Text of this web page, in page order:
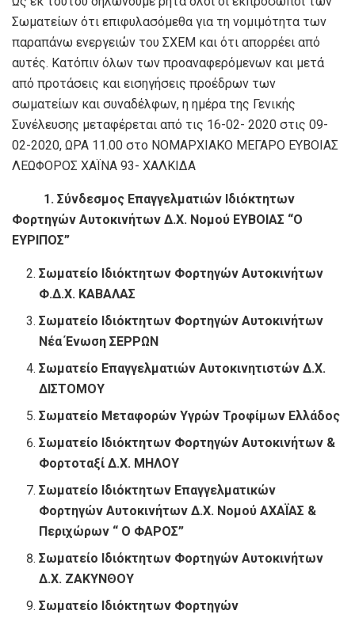
Σωματείων ότι επιφυλασόμεθα για τη νομιμότητα των
παραπάνω ενεργειών του ΣΧΕΜ και ότι απορρέει από
αυτές. Κατόπιν όλων των προαναφερόμενων και μετά
από προτάσεις και εισηγήσεις προέδρων των
σωματείων και συναδέλφων, η ημέρα της Γενικής
Συνέλευσης μεταφέρεται από τις 16-02- 2020 στις 09-
02-2020, ΩΡΑ 11.00 στο ΝΟΜΑΡΧΙΑΚΟ ΜΕΓΑΡΟ ΕΥΒΟΙΑΣ
ΛΕΩΦΟΡΟΣ ΧΑΪΝΑ 93- ΧΑΛΚΙΔΑ
1. Σύνδεσμος Επαγγελματιών Ιδιόκτητων
Φορτηγών Αυτοκινήτων Δ.Χ. Νομού ΕΥΒΟΙΑΣ “Ο
ΕΥΡΙΠΟΣ”
Σωματείο Ιδιόκτητων Φορτηγών Αυτοκινήτων
Φ.Δ.Χ. ΚΑΒΑΛΑΣ
Σωματείο Ιδιόκτητων Φορτηγών Αυτοκινήτων
Νέα Ένωση ΣΕΡΡΩΝ
Σωματείο Επαγγελματιών Αυτοκινητιστών Δ.Χ.
ΔΙΣΤΟΜΟΥ
Σωματείο Μεταφορών Υγρών Τροφίμων Ελλάδος
Σωματείο Ιδιόκτητων Φορτηγών Αυτοκινήτων &
Φορτοταξί Δ.Χ. ΜΗΛΟΥ
Σωματείο Ιδιόκτητων Επαγγελματικών
Φορτηγών Αυτοκινήτων Δ.Χ. Νομού ΑΧΑΪΑΣ &
Περιχώρων “ Ο ΦΑΡΟΣ”
Σωματείο Ιδιόκτητων Φορτηγών Αυτοκινήτων
Δ.Χ. ΖΑΚΥΝΘΟΥ
Σωματείο Ιδιόκτητων Φορτηγών